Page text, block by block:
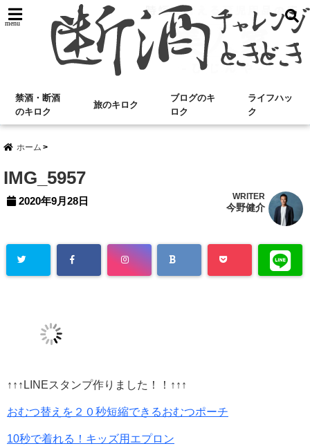
menu
禁酒・断酒
のキロク
旅のキロク
ブログのキ
ロク
ライフハッ
ク
ホーム
IMG_5957
2020年9月28日 WRITER
今野健介
↑↑↑LINEスタンプ作りました！！↑↑↑
おむつ替えを２０秒短縮できるおむつポーチ
10秒で着れる！キッズ用エプロン